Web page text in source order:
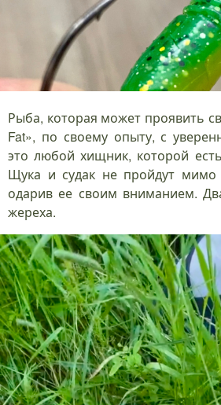
Рыба, которая может проявить
Fat», по своему опыту, с
это любой хищник, которой
Щука и судак не пройдут
одарив ее своим вниманием.
жереха.